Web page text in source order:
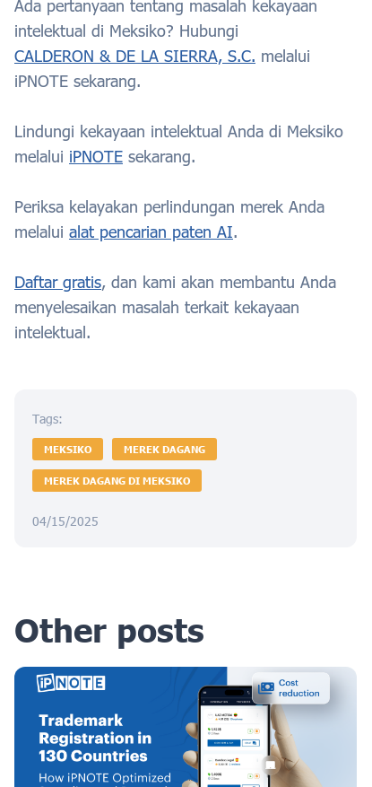
Ada pertanyaan tentang masalah kekayaan
intelektual di Meksiko? Hubungi
CALDERON & DE LA SIERRA, S.C. melalui
iPNOTE sekarang.
Lindungi kekayaan intelektual Anda di Meksiko
melalui iPNOTE sekarang.
Periksa kelayakan perlindungan merek Anda
melalui alat pencarian paten AI.
Daftar gratis, dan kami akan membantu Anda
menyelesaikan masalah terkait kekayaan
intelektual.
Tags:
MEKSIKO MEREK DAGANG
MEREK DAGANG DI MEKSIKO
04/15/2025
Other posts